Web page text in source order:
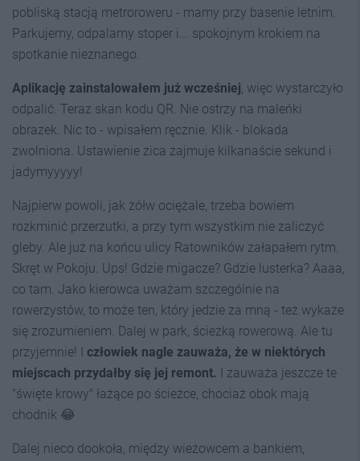
pobliską stacją metroroweru - mamy przy basenie letnim.
Parkujemy, odpalamy stoper i... spokojnym krokiem na
spotkanie nieznanego.
Aplikację zainstalowałem już wcześniej, więc wystarczyło
odpalić. Teraz skan kodu QR. Nie ostrzy na maleńki
obrazek. Nic to - wpisałem ręcznie. Klik - blokada
zwolniona. Ustawienie zica zajmuje kilkanaście sekund i
jadymyyyyy!
Najpierw powoli, jak żółw ociężale, trzeba bowiem
rozkminić przerzutki, a przy tym wszystkim nie zaliczyć
gleby. Ale już na końcu ulicy Ratowników załapałem rytm.
Skręt w Pokoju. Ups! Gdzie migacze? Gdzie lusterka? Aaaa,
co tam. Jako kierowca uważam szczególnie na
rowerzystów, to może ten, który jedzie za mną - też wykaże
się zrozumieniem. Dalej w park, ścieżką rowerową. Ale tu
przyjemnie! I człowiek nagle zauważa, że w niektórych
miejscach przydałby się jej remont. I zauważa jeszcze te
"święte krowy" łażące po ścieżce, chociaż obok mają
chodnik 😂
Dalej nieco dookoła, między wieżowcem a bankiem,